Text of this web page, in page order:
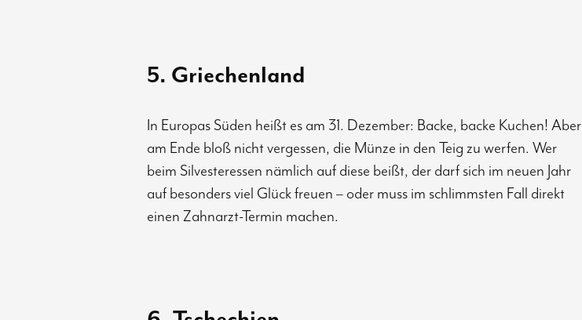
5. Griechenland
In Europas Süden heißt es am 31. Dezember: Backe, backe Kuchen! Aber
am Ende bloß nicht vergessen, die Münze in den Teig zu werfen. Wer
beim Silvesteressen nämlich auf diese beißt, der darf sich im neuen Jahr
auf besonders viel Glück freuen – oder muss im schlimmsten Fall direkt
einen Zahnarzt-Termin machen.